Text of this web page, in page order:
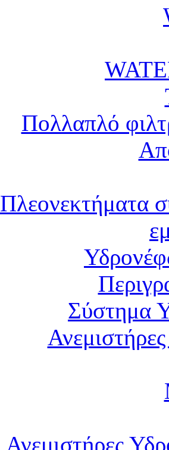
Πολλαπλό
Πλεονεκτήματα
Σύστημα
Ανεμιστήρες